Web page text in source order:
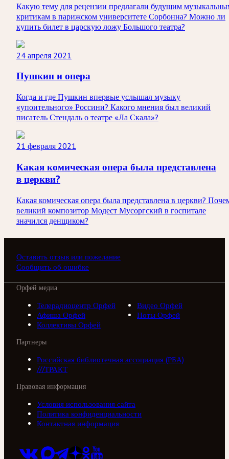
Какую тему для рецензии предлагали будущим
критикам в парижском университете Сорбонна? Можно ли
купить билет в царскую ложу Большого театра?
24 апреля 2021
Пушкин и опера
Когда и где Пушкин впервые услышал музыку
«упоительного» Россини? Какого мнения был великий
писатель Стендаль о театре «Ла Скала»?
21 февраля 2021
Какая комическая опера была представлена
в церкви?
Какая комическая опера была представлена в церкви?
великий композитор Модест Мусоргский в госпитале
значился денщиком?
Оставить отзыв или пожелание
Сообщить об ошибке
Орфей медиа
Телерадиоцентр Орфей
Видео Орфей
Афиша Орфей
Ноты Орфей
Коллективы Орфей
Партнеры
Российская библиотечная ассоциация (РБА)
///ТРАКТ
Правовая информация
Условия использования сайта
Политика конфиденциальности
Контактная информация